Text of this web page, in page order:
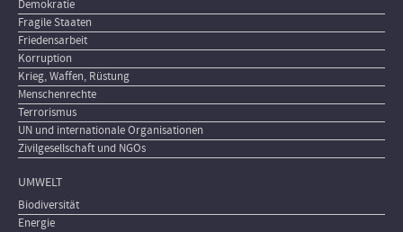
Demokratie
Fragile Staaten
Friedensarbeit
Korruption
Krieg, Waffen, Rüstung
Menschenrechte
Terrorismus
UN und internationale Organisationen
Zivilgesellschaft und NGOs
UMWELT
Biodiversität
Energie